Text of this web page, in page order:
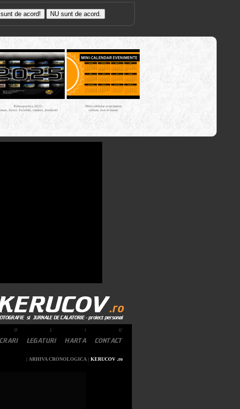
Retrospectiva 2025:
locuri, biciclete, oameni, destinatii
Mini-calendar evenimente
ciclism, ture si trasee
bicicleta MTB
| ARHIVA CRONOLOGICA | KERUCOV .ro